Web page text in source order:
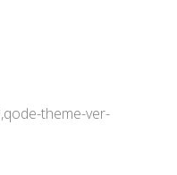
theme-ver-